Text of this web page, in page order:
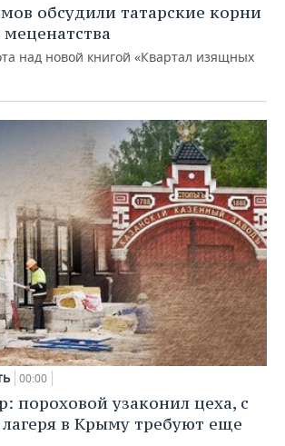
обсудили татарские корни
меценатства
над новой книгой «Квартал изящных
00:00
пороховой узаконил цеха, с
в Крыму требуют еще